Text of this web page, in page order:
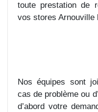
toute prestation de
vos stores Arnouville
Nos équipes sont
cas de problème ou
d’abord votre